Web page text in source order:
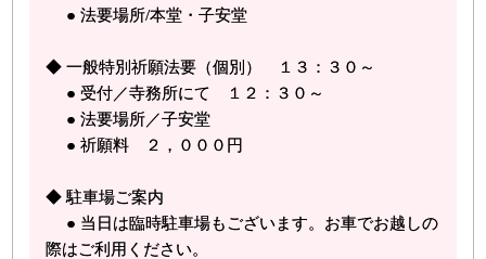
● 法要場所/本堂・子安堂
◆ 一般特別祈願法要（個別） １３：３０～
● 受付／寺務所にて １２：３０～
● 法要場所／子安堂
● 祈願料 ２，０００円
◆ 駐車場ご案内
● 当日は臨時駐車場もございます。お車でお越しの
際はご利用ください。